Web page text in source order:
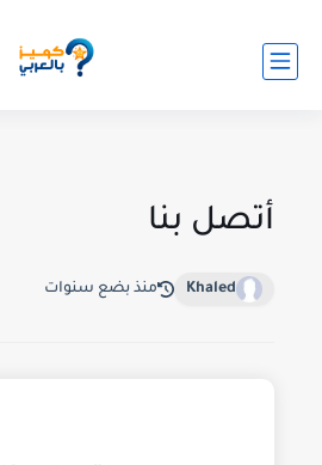
أتصل بنا
Khaled منذ بضع سنوات